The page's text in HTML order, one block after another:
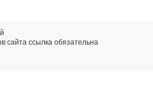
сайта ссылка обязательна